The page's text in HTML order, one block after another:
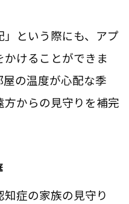
」という際にも、アプ
かけることができま
の温度が心配な季
からの見守りを補完
症の家族の見守り